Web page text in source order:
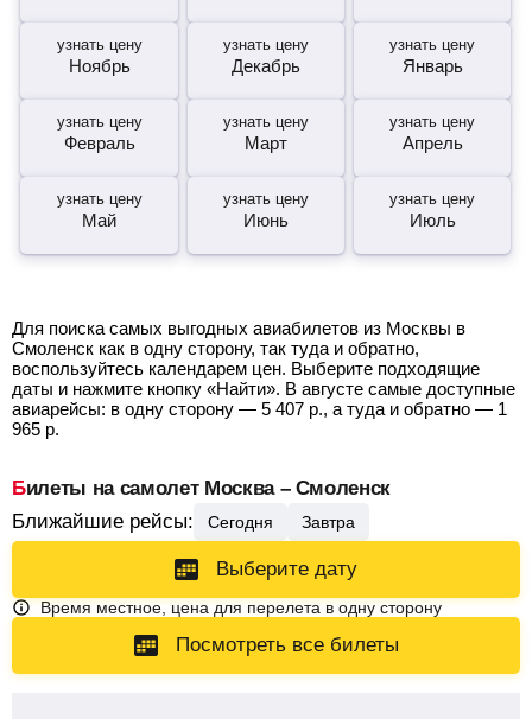
узнать цену
Ноябрь
узнать цену
Декабрь
узнать цену
Январь
узнать цену
Февраль
узнать цену
Март
узнать цену
Апрель
узнать цену
Май
узнать цену
Июнь
узнать цену
Июль
Для поиска самых выгодных авиабилетов из Москвы в
Смоленск как в одну сторону, так туда и обратно,
воспользуйтесь календарем цен. Выберите подходящие
даты и нажмите кнопку «Найти». В августе самые доступные
авиарейсы: в одну сторону — 5 407 р., а туда и обратно — 1
965 р.
Билеты на самолет Москва – Смоленск
Ближайшие рейсы:
Сегодня Завтра
Выберите дату
Время местное, цена для перелета в одну сторону
Посмотреть все билеты